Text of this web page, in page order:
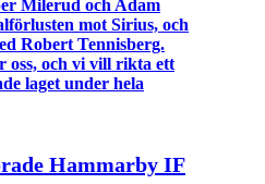
Hammarby IF